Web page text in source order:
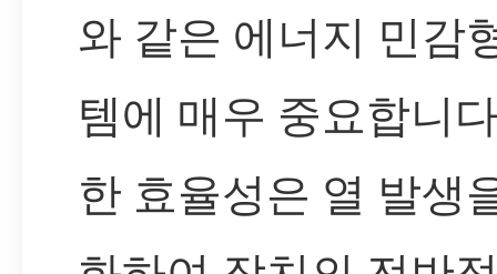
와 같은 에너지 민감
템에 매우 중요합니
한 효율성은 열 발생